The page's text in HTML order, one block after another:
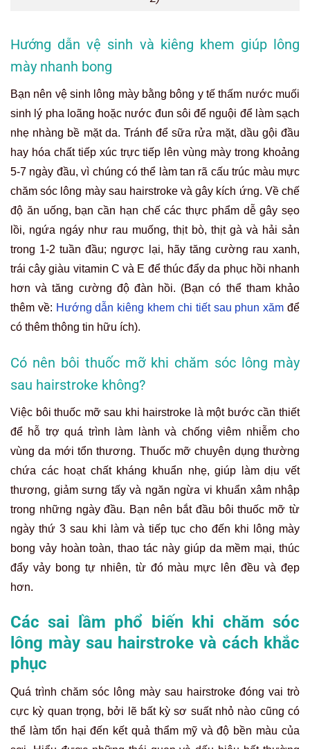
Hướng dẫn vệ sinh và kiêng khem giúp lông
mày nhanh bong
Bạn nên vệ sinh lông mày bằng bông y tế thấm nước muối
sinh lý pha loãng hoặc nước đun sôi để nguội để làm sạch
nhẹ nhàng bề mặt da. Tránh để sữa rửa mặt, dầu gội đầu
hay hóa chất tiếp xúc trực tiếp lên vùng mày trong khoảng
5-7 ngày đầu, vì chúng có thể làm tan rã cấu trúc màu mực
chăm sóc lông mày sau hairstroke và gây kích ứng. Về chế
độ ăn uống, bạn cần hạn chế các thực phẩm dễ gây sẹo
lồi, ngứa ngáy như rau muống, thịt bò, thịt gà và hải sản
trong 1-2 tuần đầu; ngược lại, hãy tăng cường rau xanh,
trái cây giàu vitamin C và E để thúc đẩy da phục hồi nhanh
hơn và tăng cường độ đàn hồi. (Bạn có thể tham khảo
thêm về: Hướng dẫn kiêng khem chi tiết sau phun xăm để
có thêm thông tin hữu ích).
Có nên bôi thuốc mỡ khi chăm sóc lông mày
sau hairstroke không?
Việc bôi thuốc mỡ sau khi hairstroke là một bước cần thiết
để hỗ trợ quá trình làm lành và chống viêm nhiễm cho
vùng da mới tổn thương. Thuốc mỡ chuyên dụng thường
chứa các hoạt chất kháng khuẩn nhẹ, giúp làm dịu vết
thương, giảm sưng tấy và ngăn ngừa vi khuẩn xâm nhập
trong những ngày đầu. Bạn nên bắt đầu bôi thuốc mỡ từ
ngày thứ 3 sau khi làm và tiếp tục cho đến khi lông mày
bong vảy hoàn toàn, thao tác này giúp da mềm mại, thúc
đẩy vảy bong tự nhiên, từ đó màu mực lên đều và đẹp
hơn.
Các sai lầm phổ biến khi chăm sóc
lông mày sau hairstroke và cách khắc
phục
Quá trình chăm sóc lông mày sau hairstroke đóng vai trò
cực kỳ quan trọng, bởi lẽ bất kỳ sơ suất nhỏ nào cũng có
thể làm tổn hại đến kết quả thẩm mỹ và độ bền màu của